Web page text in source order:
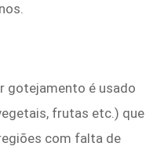
gotejamento é usado
frutas etc.) que
com falta de